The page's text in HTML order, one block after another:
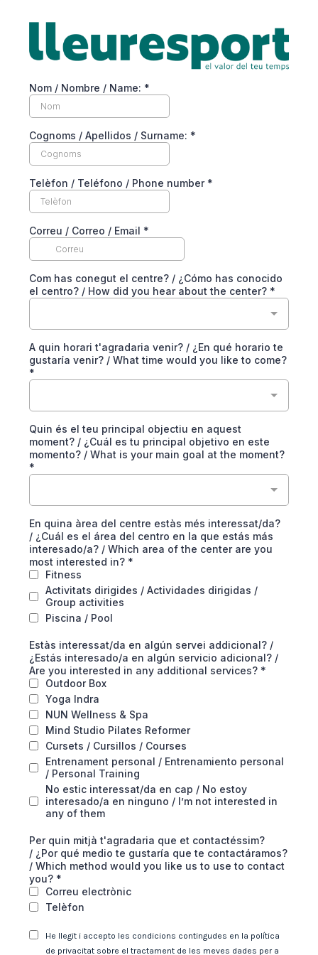
Nom / Nombre / Name: *
Cognoms / Apellidos / Surname: *
Telèfon / Teléfono / Phone number *
Correu / Correo / Email *
Com has conegut el centre? / ¿Cómo has conocido
el centro? / How did you hear about the center? *
A quin horari t'agradaria venir? / ¿En qué horario te
gustaría venir? / What time would you like to come?
*
Quin és el teu principal objectiu en aquest
moment? / ¿Cuál es tu principal objetivo en este
momento? / What is your main goal at the moment?
*
En quina àrea del centre estàs més interessat/da?
/ ¿Cuál es el área del centro en la que estás más
interesado/a? / Which area of the center are you
most interested in? *
Fitness
Activitats dirigides / Actividades dirigidas /
Group activities
Piscina / Pool
Estàs interessat/da en algún servei addicional? /
¿Estás interesado/a en algún servicio adicional? /
Are you interested in any additional services? *
Outdoor Box
Yoga Indra
NUN Wellness & Spa
Mind Studio Pilates Reformer
Cursets / Cursillos / Courses
Entrenament personal / Entrenamiento personal
/ Personal Training
No estic interessat/da en cap / No estoy
interesado/a en ninguno / I’m not interested in
any of them
Per quin mitjà t'agradaria que et contactéssim?
/ ¿Por qué medio te gustaría que te contactáramos?
/ Which method would you like us to use to contact
you? *
Correu electrònic
Telèfon
He llegit i accepto les condicions contingudes en la política
de privacitat sobre el tractament de les meves dades per a